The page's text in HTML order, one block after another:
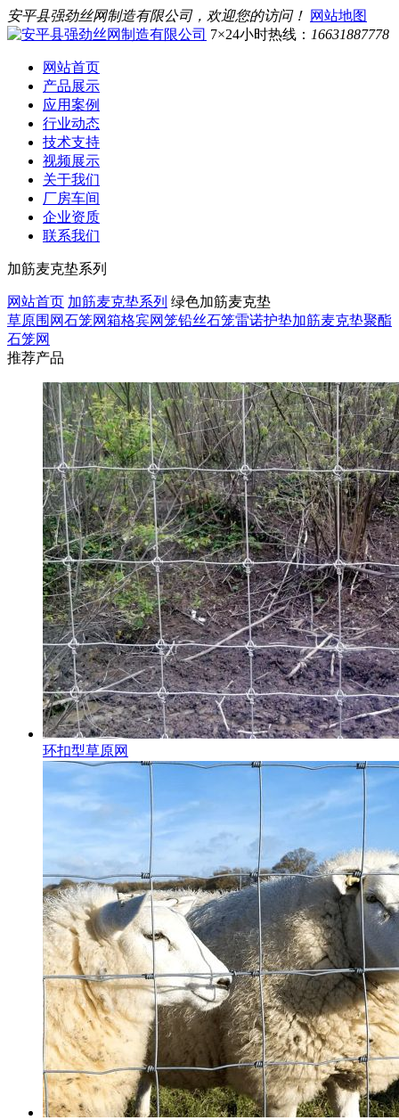
安平县强劲丝网制造有限公司，欢迎您的访问！ 网站地图
7×24小时热线： 16631887778
网站首页
产品展示
应用案例
行业动态
技术支持
视频展示
关于我们
厂房车间
企业资质
联系我们
加筋麦克垫系列
网站首页 加筋麦克垫系列 绿色加筋麦克垫
草原围网石笼网箱格宾网笼铅丝石笼雷诺护垫加筋麦克垫聚酯
石笼网
推荐产品
环扣型草原网